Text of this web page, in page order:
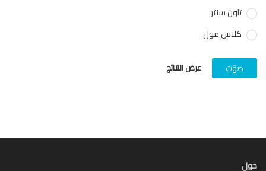
تاون سنتر
كلاس مول
عرض النتائج